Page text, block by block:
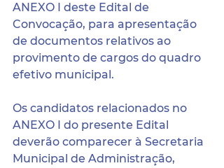
ANEXO I deste Edital de
Convocação, para apresentação
de documentos relativos ao
provimento de cargos do quadro
efetivo municipal.
Os candidatos relacionados no
ANEXO I do presente Edital
deverão comparecer à Secretaria
Municipal de Administração,